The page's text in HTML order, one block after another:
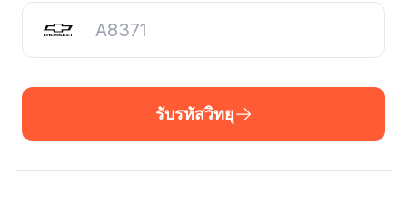
รับรหัสวิทยุ